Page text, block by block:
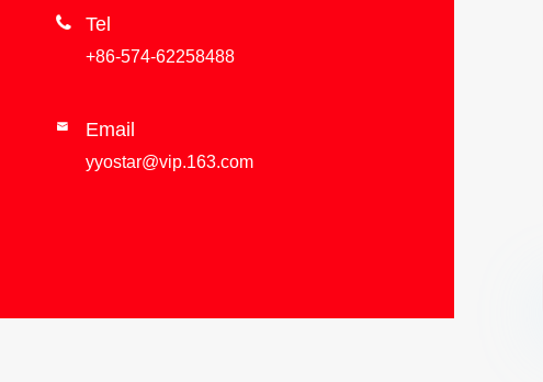
 Tel
+86-574-62258488
 Email
yyostar@vip.163.com